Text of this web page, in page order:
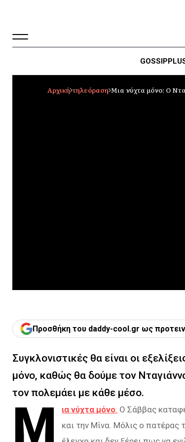
GOSSIP
Αρχική τηλεόραση Μια νύχτα μόνο: Ο
Προσθήκη του daddy-cool.gr ως
Συγκλονιστικές θα είναι οι
μόνο, καθώς θα δούμε τον
τον πολεμάει με κάθε μέσο.
Μ ια νύχτα μόνο: Ο Σάββας
και την Μίνα. Μόλις ο πατέρας